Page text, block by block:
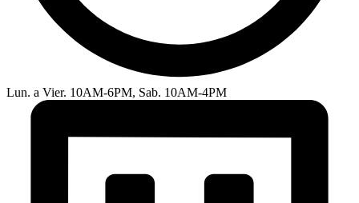
Lun. a Vier. 10AM-6PM, Sab. 10AM-4PM